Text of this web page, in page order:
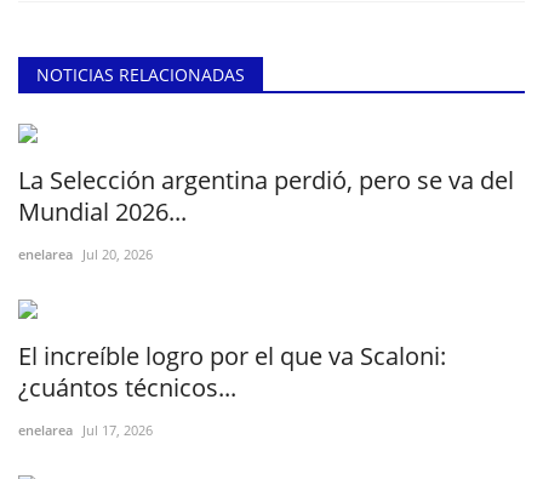
NOTICIAS RELACIONADAS
La Selección argentina perdió, pero se va del
Mundial 2026...
enelarea Jul 20, 2026
El increíble logro por el que va Scaloni:
¿cuántos técnicos...
enelarea Jul 17, 2026